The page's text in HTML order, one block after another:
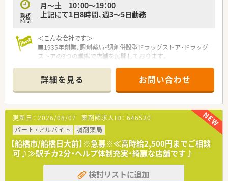
勤務
時間
月～土 10：00～19：00
上記にて1日8時間、週3～5日勤務
＜こんな会社です＞
■1935年創業、調剤薬局・調剤併設型ドラッグストア・ドラッグ
ストアの3つの業態で店舗を展開しております。
ど、バリエーションのある店舗展開をしており、様々な経験を積
むことができます。
■調剤専門薬剤師、併設店勤務、OTC販売専従と勤務先のご相談
が可能で、入社後の変更も柔軟にご対応いただけます◎
■1人当たりの処方箋枚数は平均20枚以下の店舗が多く、投薬に
もしっかりと時間が掛けられる環境がございます。
■パートの方は週20時間勤務から社会保険加入可能です。
詳細を見る お問い合わせ
更新日： 2026/08/07 薬剤師求人ID： 646520
パート・アルバイト
調剤薬局
【船橋市/船橋日大前】※急募※≪高時給2,500円までご相談
可♪≫駅チカ2分・ヘルプ体制充実・綺麗な店舗です♪
検討リストに追加